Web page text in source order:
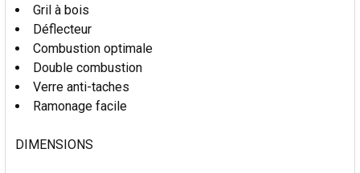
Gril à bois
Déflecteur
Combustion optimale
Double combustion
Verre anti-taches
Ramonage facile
DIMENSIONS